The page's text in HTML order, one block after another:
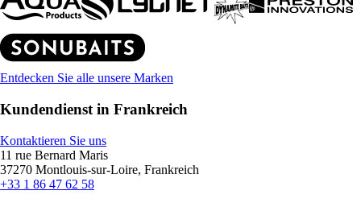
Entdecken Sie alle unsere Marken
Kundendienst in Frankreich
Kontaktieren Sie uns
11 rue Bernard Maris
37270 Montlouis-sur-Loire, Frankreich
+33 1 86 47 62 58